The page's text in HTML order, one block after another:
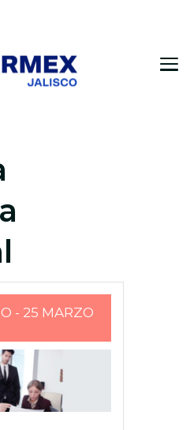
- 25 MARZO